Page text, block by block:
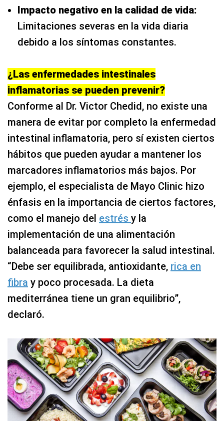
Impacto negativo en la calidad de vida:
Limitaciones severas en la vida diaria
debido a los síntomas constantes.
¿Las enfermedades intestinales
inflamatorias se pueden prevenir?
Conforme al Dr. Victor Chedid, no existe una
manera de evitar por completo la enfermedad
intestinal inflamatoria, pero sí existen ciertos
hábitos que pueden ayudar a mantener los
marcadores inflamatorios más bajos. Por
ejemplo, el especialista de Mayo Clinic hizo
énfasis en la importancia de ciertos factores,
como el manejo del estrés y la
implementación de una alimentación
balanceada para favorecer la salud intestinal.
“Debe ser equilibrada, antioxidante, rica en
fibra y poco procesada. La dieta
mediterránea tiene un gran equilibrio”,
declaró.